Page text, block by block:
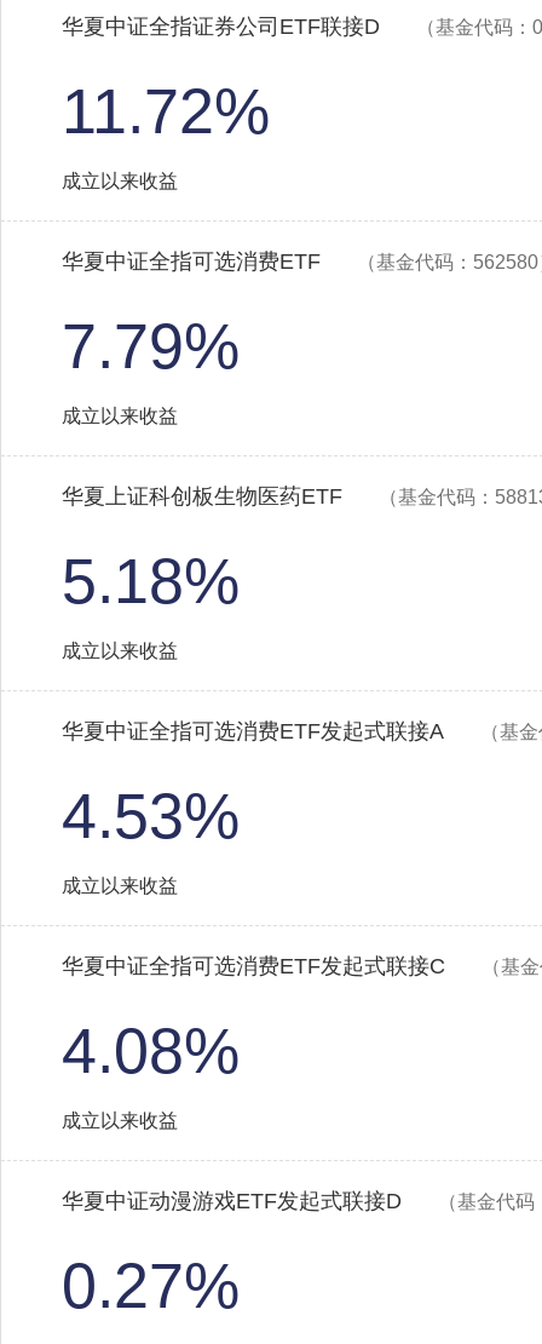
华夏中证全指证券公司ETF联接D （基金代码：
11.72%
成立以来收益
华夏中证全指可选消费ETF （基金代码：
7.79%
成立以来收益
华夏上证科创板生物医药ETF （基金代码：
5.18%
成立以来收益
华夏中证全指可选消费ETF发起式联接A （基
4.53%
成立以来收益
华夏中证全指可选消费ETF发起式联接C （基
4.08%
成立以来收益
华夏中证动漫游戏ETF发起式联接D （基金代
0.27%